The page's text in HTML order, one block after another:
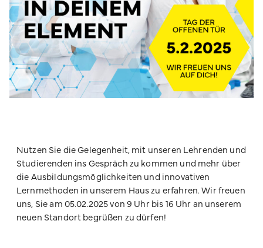
Nutzen Sie die Gelegenheit, mit unseren Lehrenden und
Studierenden ins Gespräch zu kommen und mehr über
die Ausbildungsmöglichkeiten und innovativen
Lernmethoden in unserem Haus zu erfahren. Wir freuen
uns, Sie am 05.02.2025 von 9 Uhr bis 16 Uhr an unserem
neuen Standort begrüßen zu dürfen!